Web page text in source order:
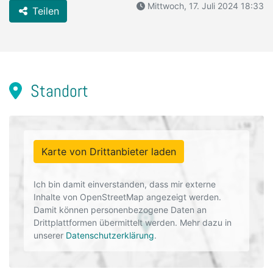
Teilen Mittwoch, 17. Juli 2024 18:33
Standort
Karte von Drittanbieter laden
Ich bin damit einverstanden, dass mir externe
Inhalte von OpenStreetMap angezeigt werden.
Damit können personenbezogene Daten an
Drittplattformen übermittelt werden. Mehr dazu in
unserer Datenschutzerklärung.